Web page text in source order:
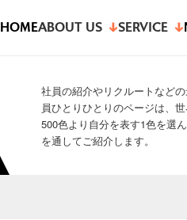
HOMEABOUT US SERVICE
社員の紹介やリクルートなど
員ひとりひとりのページは、
500色より自分を表す1色を選
を通してご紹介します。